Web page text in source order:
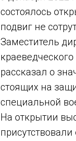
состоялось
подвиг не
Заместитель
рассказал о
стоящих на
специальной
На открытии
присутствовали